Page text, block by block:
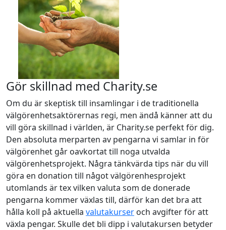
Gör skillnad med Charity.se
Om du är skeptisk till insamlingar i de traditionella
välgörenhetsaktörernas regi, men ändå känner att du
vill göra skillnad i världen, är Charity.se perfekt för dig.
Den absoluta merparten av pengarna vi samlar in för
välgörenhet går oavkortat till noga utvalda
välgörenhetsprojekt. Några tänkvärda tips när du vill
göra en donation till något välgörenhesprojekt
utomlands är tex vilken valuta som de donerade
pengarna kommer växlas till, därför kan det bra att
hålla koll på aktuella valutakurser och avgifter för att
växla pengar. Skulle det bli dipp i valutakursen betyder